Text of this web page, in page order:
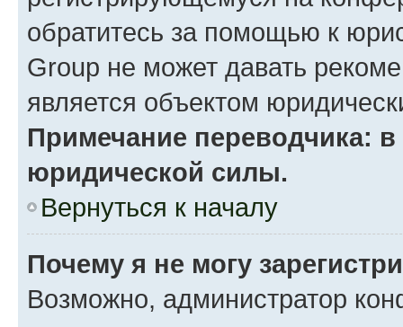
обратитесь за помощью к
Group не может давать
является объектом
Примечание переводчика:
юридической силы.
Вернуться к началу
Почему я не могу
Возможно, администратор